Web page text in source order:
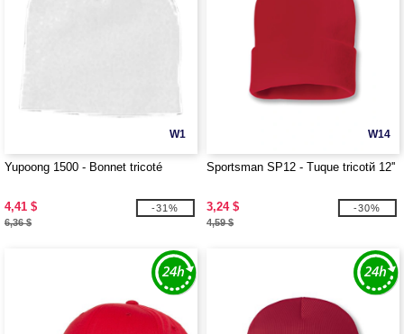
W1
Yupoong 1500 - Bonnet tricoté
4,41 $
6,36 $
-31%
W14
Sportsman SP12 - Tuque tricotй 12''
3,24 $
4,59 $
-30%